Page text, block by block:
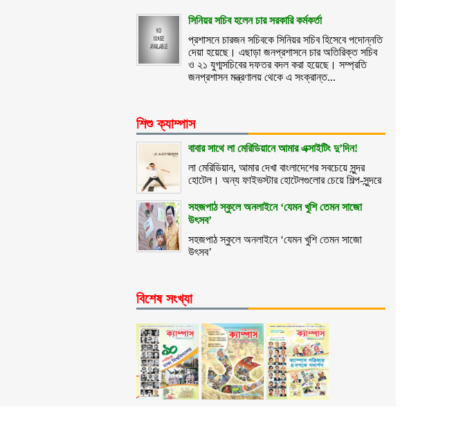
সিনিয়র সচিব হলেন চার সরকারি কর্মকর্তা
প্রশাসনে চারজন সচিবকে সিনিয়র সচিব হিসেবে পদোন্নতি
দেয়া হয়েছে। এছাড়া জনপ্রশাসনে চার অতিরিক্ত সচিব
ও ২১ যুগ্মসচিবের দফতর বদল করা হয়েছে। সম্প্রতি
জনপ্রশাসন মন্ত্রণালয় থেকে এ সংক্রান্ত...
শিশু ক্যাম্পাস
বাবার সাথে লা মেরিডিয়ানে আমার এক্সাইটিং দু’দিন!
লা মেরিডিয়ান, আমার দেখা বাংলাদেশের সবচেয়ে সুন্দর
হোটেল। অন্য ফাইভস্টার হোটেলগুলোর চেয়ে শিল্প-সুন্দরে
সহজপাঠ স্কুলে অনলাইনে ‘যেমন খুশি তেমন সাজো
উৎসব’
সহজপাঠ স্কুলে অনলাইনে ‘যেমন খুশি তেমন সাজো
উৎসব’
বিশেষ সংখ্যা